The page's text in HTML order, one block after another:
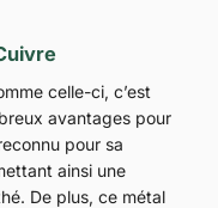
celle-ci, c’est
avantages pour
pour sa
ainsi une
De plus, ce métal